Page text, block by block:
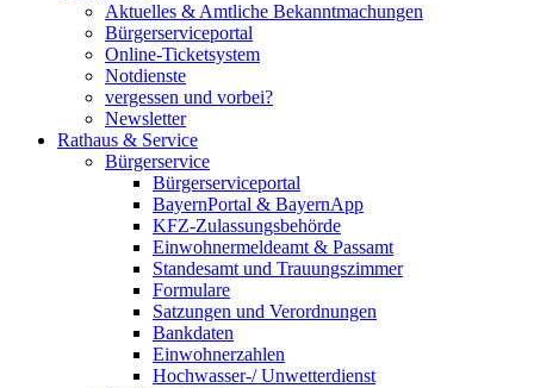
Aktuelles & Amtliche Bekanntmachungen
Bürgerserviceportal
Online-Ticketsystem
Notdienste
vergessen und vorbei?
Newsletter
Rathaus & Service
Bürgerservice
Bürgerserviceportal
BayernPortal & BayernApp
KFZ-Zulassungsbehörde
Einwohnermeldeamt & Passamt
Standesamt und Trauungszimmer
Formulare
Satzungen und Verordnungen
Bankdaten
Einwohnerzahlen
Hochwasser-/ Unwetterdienst